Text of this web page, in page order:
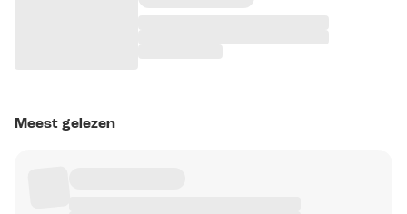
Meest gelezen